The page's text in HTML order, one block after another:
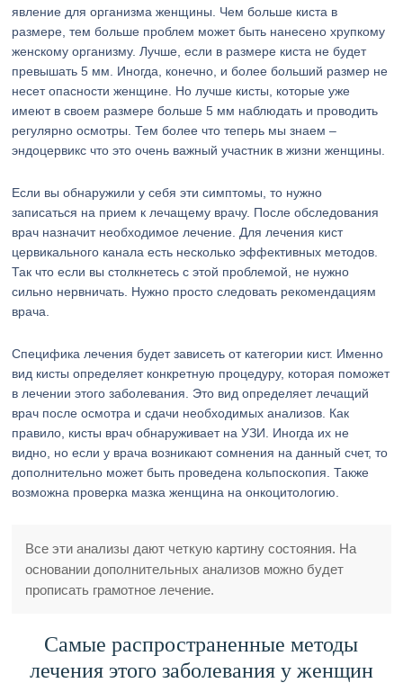
явление для организма женщины. Чем больше киста в
размере, тем больше проблем может быть нанесено хрупкому
женскому организму. Лучше, если в размере киста не будет
превышать 5 мм. Иногда, конечно, и более больший размер не
несет опасности женщине. Но лучше кисты, которые уже
имеют в своем размере больше 5 мм наблюдать и проводить
регулярно осмотры. Тем более что теперь мы знаем –
эндоцервикс что это очень важный участник в жизни женщины.
Если вы обнаружили у себя эти симптомы, то нужно
записаться на прием к лечащему врачу. После обследования
врач назначит необходимое лечение. Для лечения кист
цервикального канала есть несколько эффективных методов.
Так что если вы столкнетесь с этой проблемой, не нужно
сильно нервничать. Нужно просто следовать рекомендациям
врача.
Специфика лечения будет зависеть от категории кист. Именно
вид кисты определяет конкретную процедуру, которая поможет
в лечении этого заболевания. Это вид определяет лечащий
врач после осмотра и сдачи необходимых анализов. Как
правило, кисты врач обнаруживает на УЗИ. Иногда их не
видно, но если у врача возникают сомнения на данный счет, то
дополнительно может быть проведена кольпоскопия. Также
возможна проверка мазка женщина на онкоцитологию.
Все эти анализы дают четкую картину состояния. На
основании дополнительных анализов можно будет
прописать грамотное лечение.
Самые распространенные методы
лечения этого заболевания у женщин